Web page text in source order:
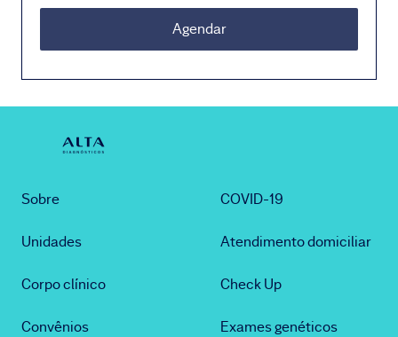
Agendar
Sobre
Unidades
Corpo clínico
Convênios
COVID-19
Atendimento domiciliar
Check Up
Exames genéticos